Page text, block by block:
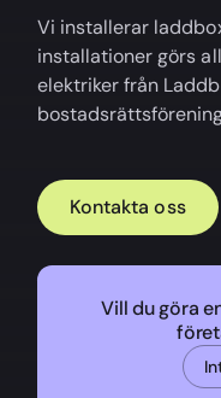
Vi installerar
installationer görs
elektriker från
Kontakta oss
Vill du göra